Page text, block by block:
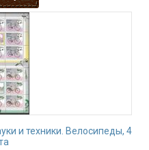
и техники. Велосипеды, 4